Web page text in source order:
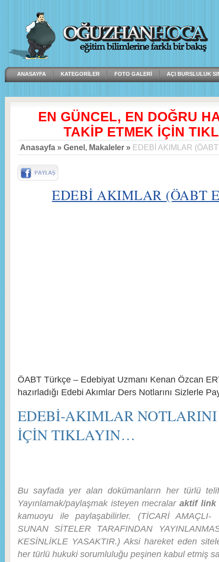
ANASAYFA KATEGORILER FOTO GALERI AÇI BURSLULUK
EN GÜNCEL, EN DOĞRU
TAKİP ETMEK İÇİN
Anasayfa » Genel, Makaleler » EDEBİ AKIMLAR
EDEBİ AKIMLAR (ÖABT
ÖABT Türkçe – Edebiyat Uzmanı Kenan Özcan
hazırladığı Edebi Akımlar Ders Notlarını Sizlerle
EDEBİ-AKIMLAR
İÇİN TIKLAYIN…
Bu sayfada yer alan dokümanların her türlü
Yayınlamak/paylaşmak isteyen mecralar aktif link
kamuoyu ile paylaşabilirler. (TİCARİ
SUNAN SİTELER TARAFINDAN
KESİNLİKLE YASAKTIR.) Aksi hareket eden
her türlü hukuki sorumluluğu peşinen kabul etmiş